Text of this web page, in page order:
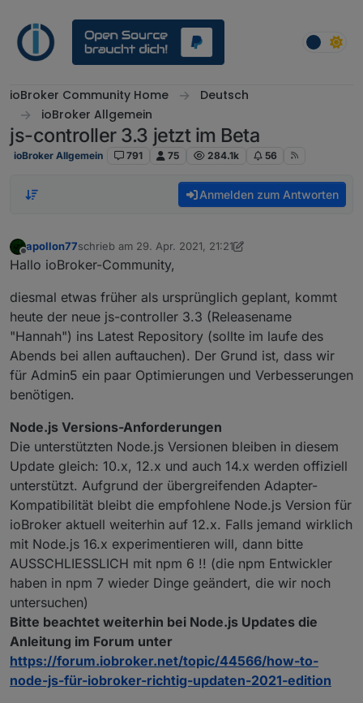
ioBroker Community Home
Deutsch
ioBroker Allgemein
js-controller 3.3 jetzt im Beta
ioBroker Allgemein 791 75 284.1k 56
Anmelden zum Antworten
Offline
apollon77schrieb am 29. Apr. 2021, 21:21
zuletzt editiert von apollon775. Okt. 2021, 20:34
Hallo ioBroker-Community,
diesmal etwas früher als ursprünglich geplant, kommt
heute der neue js-controller 3.3 (Releasename
"Hannah") ins Latest Repository (sollte im laufe des
Abends bei allen auftauchen). Der Grund ist, dass wir
für Admin5 ein paar Optimierungen und Verbesserungen
benötigen.
Node.js Versions-Anforderungen
Die unterstützten Node.js Versionen bleiben in diesem
Update gleich: 10.x, 12.x und auch 14.x werden offiziell
unterstützt. Aufgrund der übergreifenden Adapter-
Kompatibilität bleibt die empfohlene Node.js Version für
ioBroker aktuell weiterhin auf 12.x. Falls jemand wirklich
mit Node.js 16.x experimentieren will, dann bitte
AUSSCHLIESSLICH mit npm 6 !! (die npm Entwickler
haben in npm 7 wieder Dinge geändert, die wir noch
untersuchen)
Bitte beachtet weiterhin bei Node.js Updates die
Anleitung im Forum unter
https://forum.iobroker.net/topic/44566/how-to-
node-js-für-iobroker-richtig-updaten-2021-edition